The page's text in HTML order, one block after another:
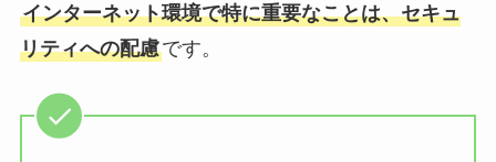
インターネット環境で特に重要なことは、セキュ
リティへの配慮です。